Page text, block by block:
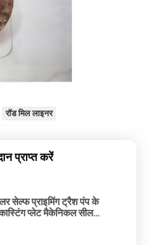
रॉड मिल लाइनर
प्राप्त करें
सेल्फ प्राइमिंग ट्रैश पंप के
कास्टिंग प्लेट मैकेनिकल सील